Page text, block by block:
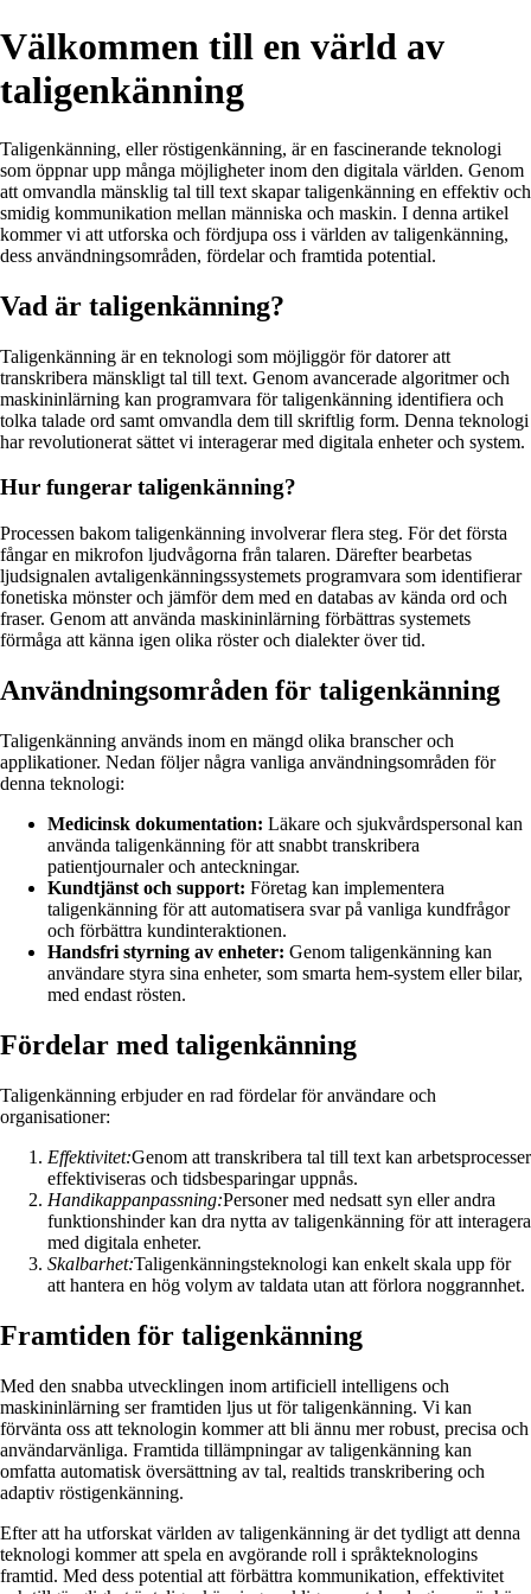
Välkommen till en värld av
taligenkänning
Taligenkänning, eller röstigenkänning, är en fascinerande teknologi
som öppnar upp många möjligheter inom den digitala världen. Genom
att omvandla mänsklig tal till text skapar taligenkänning en effektiv och
smidig kommunikation mellan människa och maskin. I denna artikel
kommer vi att utforska och fördjupa oss i världen av taligenkänning,
dess användningsområden, fördelar och framtida potential.
Vad är taligenkänning?
Taligenkänning är en teknologi som möjliggör för datorer att
transkribera mänskligt tal till text. Genom avancerade algoritmer och
maskininlärning kan programvara för taligenkänning identifiera och
tolka talade ord samt omvandla dem till skriftlig form. Denna teknologi
har revolutionerat sättet vi interagerar med digitala enheter och system.
Hur fungerar taligenkänning?
Processen bakom taligenkänning involverar flera steg. För det första
fångar en mikrofon ljudvågorna från talaren. Därefter bearbetas
ljudsignalen avtaligenkänningssystemets programvara som identifierar
fonetiska mönster och jämför dem med en databas av kända ord och
fraser. Genom att använda maskininlärning förbättras systemets
förmåga att känna igen olika röster och dialekter över tid.
Användningsområden för taligenkänning
Taligenkänning används inom en mängd olika branscher och
applikationer. Nedan följer några vanliga användningsområden för
denna teknologi:
Medicinsk dokumentation: Läkare och sjukvårdspersonal kan
använda taligenkänning för att snabbt transkribera
patientjournaler och anteckningar.
Kundtjänst och support: Företag kan implementera
taligenkänning för att automatisera svar på vanliga kundfrågor
och förbättra kundinteraktionen.
Handsfri styrning av enheter: Genom taligenkänning kan
användare styra sina enheter, som smarta hem-system eller bilar,
med endast rösten.
Fördelar med taligenkänning
Taligenkänning erbjuder en rad fördelar för användare och
organisationer:
Effektivitet:Genom att transkribera tal till text kan arbetsprocesser
effektiviseras och tidsbesparingar uppnås.
Handikappanpassning:Personer med nedsatt syn eller andra
funktionshinder kan dra nytta av taligenkänning för att interagera
med digitala enheter.
Skalbarhet:Taligenkänningsteknologi kan enkelt skala upp för
att hantera en hög volym av taldata utan att förlora noggrannhet.
Framtiden för taligenkänning
Med den snabba utvecklingen inom artificiell intelligens och
maskininlärning ser framtiden ljus ut för taligenkänning. Vi kan
förvänta oss att teknologin kommer att bli ännu mer robust, precisa och
användarvänliga. Framtida tillämpningar av taligenkänning kan
omfatta automatisk översättning av tal, realtids transkribering och
adaptiv röstigenkänning.
Efter att ha utforskat världen av taligenkänning är det tydligt att denna
teknologi kommer att spela en avgörande roll i språkteknologins
framtid. Med dess potential att förbättra kommunikation, effektivitet